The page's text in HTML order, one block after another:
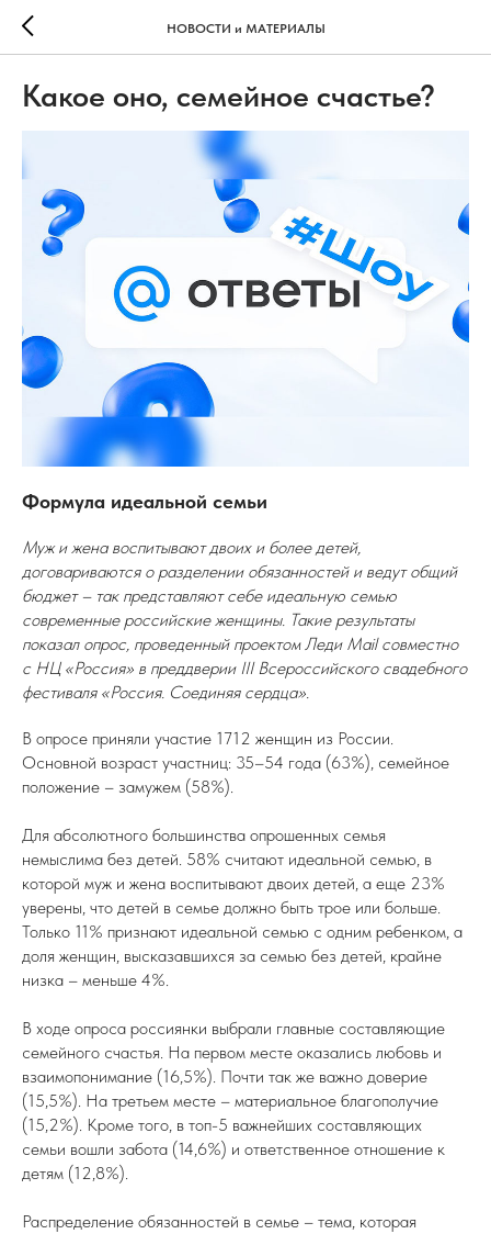
НОВОСТИ и МАТЕРИАЛЫ
Какое оно, семейное счастье?
Формула идеальной семьи
Муж и жена воспитывают двоих и более детей,
договариваются о разделении обязанностей и ведут общий
бюджет – так представляют себе идеальную семью
современные российские женщины. Такие результаты
показал опрос, проведенный проектом Леди Mail совместно
с НЦ «Россия» в преддверии III Всероссийского свадебного
фестиваля «Россия. Соединяя сердца».
В опросе приняли участие 1712 женщин из России.
Основной возраст участниц: 35–54 года (63%), семейное
положение – замужем (58%).
Для абсолютного большинства опрошенных семья
немыслима без детей. 58% считают идеальной семью, в
которой муж и жена воспитывают двоих детей, а еще 23%
уверены, что детей в семье должно быть трое или больше.
Только 11% признают идеальной семью с одним ребенком, а
доля женщин, высказавшихся за семью без детей, крайне
низка – меньше 4%.
В ходе опроса россиянки выбрали главные составляющие
семейного счастья. На первом месте оказались любовь и
взаимопонимание (16,5%). Почти так же важно доверие
(15,5%). На третьем месте – материальное благополучие
(15,2%). Кроме того, в топ-5 важнейших составляющих
семьи вошли забота (14,6%) и ответственное отношение к
детям (12,8%).
Распределение обязанностей в семье – тема, которая